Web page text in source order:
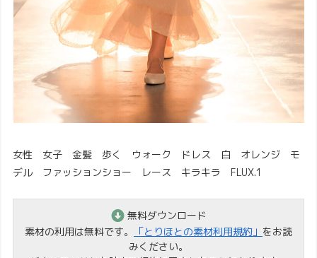
女性 女子 金髪 歩く ウォーク ドレス 白 オレンジ モ
デル ファッションショー レース キラキラ FLUX.1
無料ダウンロード
素材の利用は無料です。
「とりほとの素材利用規約」 をお読
みください。